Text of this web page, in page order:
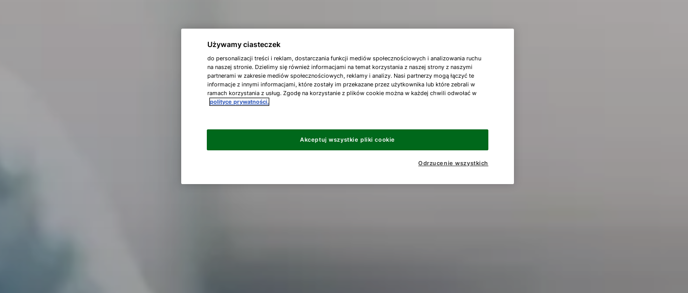
Używamy ciasteczek
do personalizacji treści i reklam, dostarczania funkcji mediów społecznościowych i analizowania ruchu
na naszej stronie. Dzielimy się również informacjami na temat korzystania z naszej strony z naszymi
partnerami w zakresie mediów społecznościowych, reklamy i analizy. Nasi partnerzy mogą łączyć te
informacje z innymi informacjami, które zostały im przekazane przez użytkownika lub które zebrali w
ramach korzystania z usług. Zgodę na korzystanie z plików cookie można w każdej chwili odwołać w
polityce prywatności.
Odrzucenie wszystkich
Akceptuj wszystkie pliki cookie